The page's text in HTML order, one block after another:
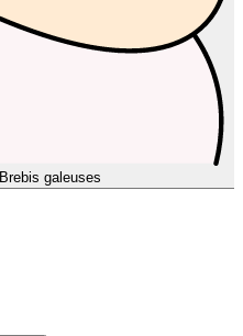
Brebis galeuses